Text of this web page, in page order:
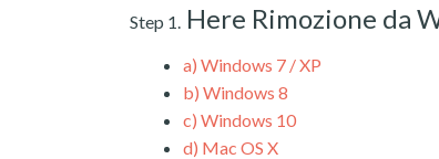
Step 1. Here Rimozione da
a) Windows 7 / XP
b) Windows 8
c) Windows 10
d) Mac OS X